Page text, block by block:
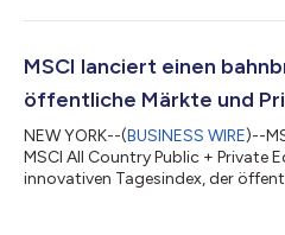
im August 2026 vorgesehen ist.
griechische Markt Fortschritte bei
MSCI lanciert einen
öffentliche Märkte und
NEW YORK--(BUSINESS WIRE)--
MSCI All Country Public + Private
innovativen Tagesindex, der